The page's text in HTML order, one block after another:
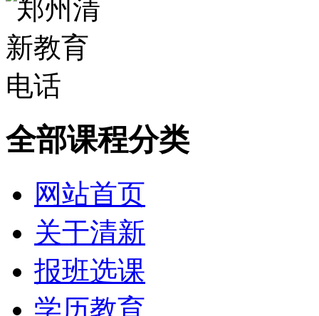
全部课程分类
网站首页
关于清新
报班选课
学历教育